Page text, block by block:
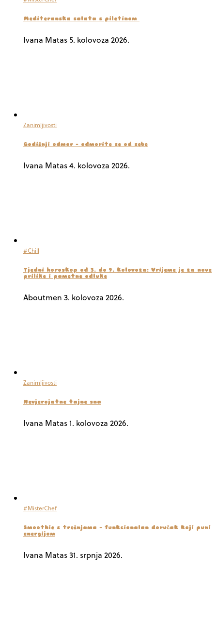
Mediteranska salata s piletinom
Ivana Matas5. kolovoza 2026.
Zanimljivosti
Godišnji odmor – odmorite se od sebe
Ivana Matas4. kolovoza 2026.
#Chill
Tjedni horoskop od 3. do 9. kolovoza: Vrijeme je za nove
prilike i pametne odluke
Aboutmen 3. kolovoza 2026.
Zanimljivosti
Nevjerojatne tajne sna
Ivana Matas1. kolovoza 2026.
#MisterChef
Smoothie s trešnjama – funkcionalan doručak koji puni
energijom
Ivana Matas31. srpnja 2026.